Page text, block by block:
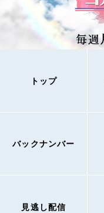
トップ
バックナンバー
見逃し配信